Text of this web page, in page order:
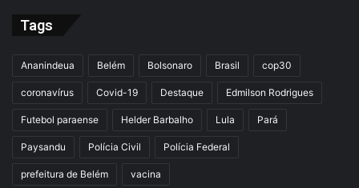
Tags
Ananindeua Belém Bolsonaro Brasil cop30
coronavírus Covid-19 Destaque Edmilson Rodrigues
Futebol paraense Helder Barbalho Lula Pará
Paysandu Polícia Civil Polícia Federal
prefeitura de Belém vacina